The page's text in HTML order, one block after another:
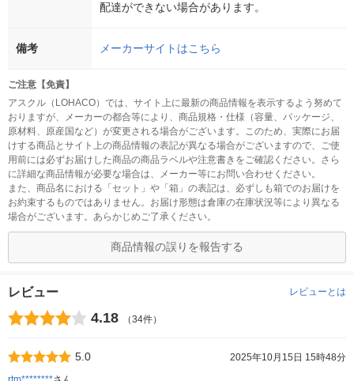
配達ができない場合があります。
備考 メーカーサイトはこちら
ご注意【免責】
アスクル（LOHACO）では、サイト上に最新の商品情報を表示するよう努めて
おりますが、メーカーの都合等により、商品規格・仕様（容量、パッケージ、
原材料、原産国など）が変更される場合がございます。このため、実際にお届
けする商品とサイト上の商品情報の表記が異なる場合がございますので、ご使
用前には必ずお届けした商品の商品ラベルや注意書きをご確認ください。さら
に詳細な商品情報が必要な場合は、メーカー等にお問い合わせください。
また、商品名における「セット」や「箱」の表記は、必ずしも箱でのお届けを
お約束するものではありません。お届け形態は倉庫の在庫状況等により異なる
場合がございます。あらかじめご了承ください。
商品情報の誤りを報告する
レビュー レビューとは
4.18 （34件）
5.0
2025年10月15日 15時48分